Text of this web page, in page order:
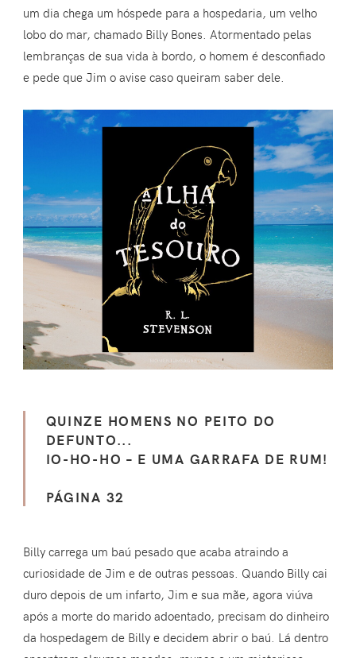
um dia chega um hóspede para a hospedaria, um velho
lobo do mar, chamado Billy Bones. Atormentado pelas
lembranças de sua vida à bordo, o homem é desconfiado
e pede que Jim o avise caso queiram saber dele.
QUINZE HOMENS NO PEITO DO
DEFUNTO...
IO-HO-HO – E UMA GARRAFA DE RUM!
PÁGINA 32
Billy carrega um baú pesado que acaba atraindo a
curiosidade de Jim e de outras pessoas. Quando Billy cai
duro depois de um infarto, Jim e sua mãe, agora viúva
após a morte do marido adoentado, precisam do dinheiro
da hospedagem de Billy e decidem abrir o baú. Lá dentro